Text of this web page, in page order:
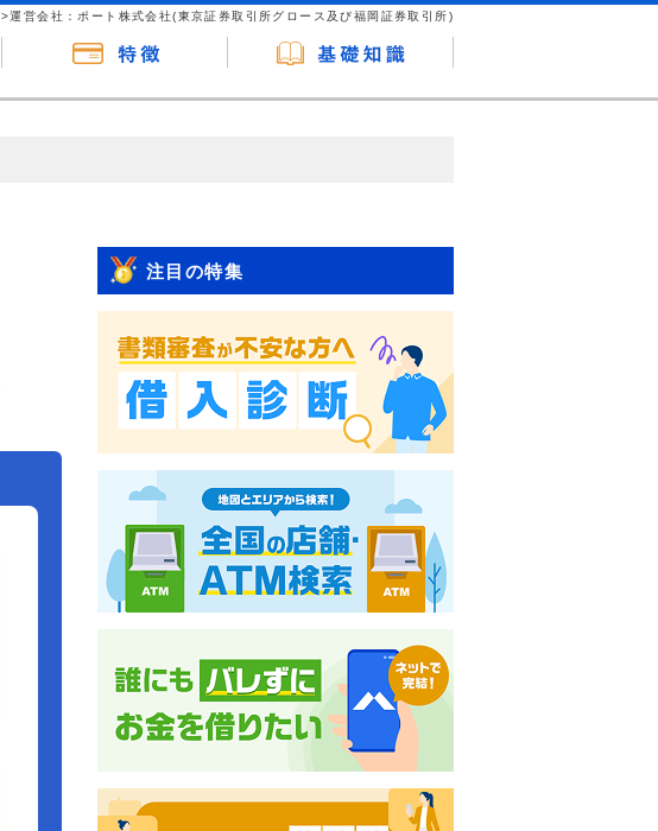
>運営会社：ポート株式会社(東京証券取引所グロース及び福岡証券取引所)
注目の特集